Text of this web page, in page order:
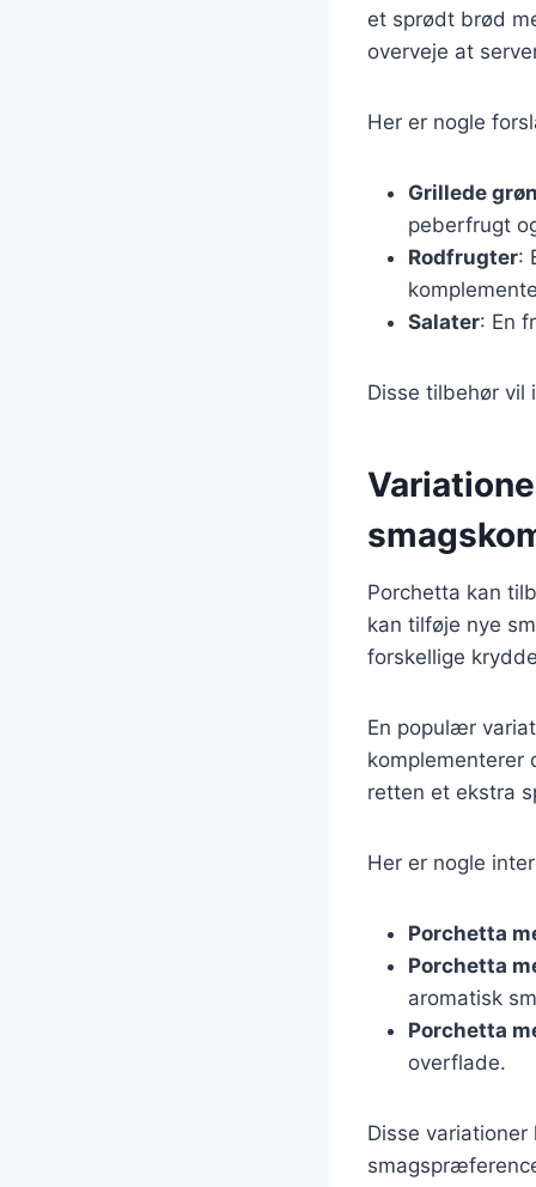
et sprødt brød
overveje at
Her er nogle
Grillede
peberfrugt
Rodfrugter:
Salater: En
Disse tilbehør
Porchetta kan
kan tilføje nye
forskellige
En populær
komplementerer
retten et ekstra
Her er nogle
Porchetta
Porchetta
aromatisk
Porchetta
overflade.
Disse